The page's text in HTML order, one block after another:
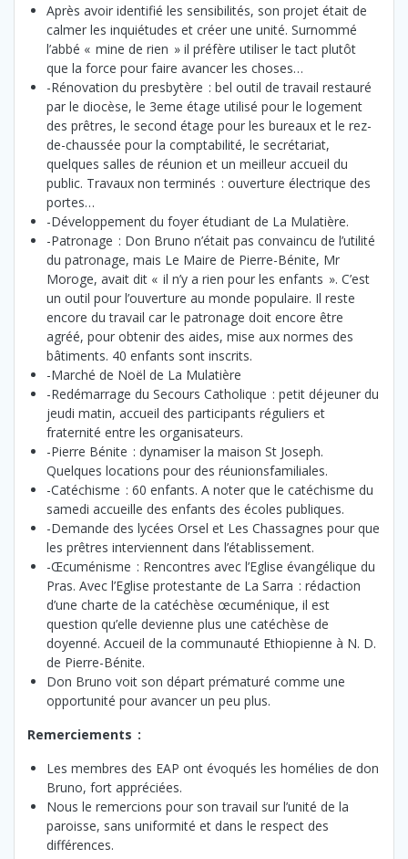
Après avoir identifié les sensibilités, son projet était de
calmer les inquiétudes et créer une unité. Surnommé
l’abbé « mine de rien » il préfère utiliser le tact plutôt
que la force pour faire avancer les choses…
-Rénovation du presbytère : bel outil de travail restauré
par le diocèse, le 3eme étage utilisé pour le logement
des prêtres, le second étage pour les bureaux et le rez-
de-chaussée pour la comptabilité, le secrétariat,
quelques salles de réunion et un meilleur accueil du
public. Travaux non terminés : ouverture électrique des
portes…
-Développement du foyer étudiant de La Mulatière.
-Patronage : Don Bruno n’était pas convaincu de l’utilité
du patronage, mais Le Maire de Pierre-Bénite, Mr
Moroge, avait dit « il n’y a rien pour les enfants ». C’est
un outil pour l’ouverture au monde populaire. Il reste
encore du travail car le patronage doit encore être
agréé, pour obtenir des aides, mise aux normes des
bâtiments. 40 enfants sont inscrits.
-Marché de Noël de La Mulatière
-Redémarrage du Secours Catholique : petit déjeuner du
jeudi matin, accueil des participants réguliers et
fraternité entre les organisateurs.
-Pierre Bénite : dynamiser la maison St Joseph.
Quelques locations pour des réunionsfamiliales.
-Catéchisme : 60 enfants. A noter que le catéchisme du
samedi accueille des enfants des écoles publiques.
-Demande des lycées Orsel et Les Chassagnes pour que
les prêtres interviennent dans l’établissement.
-Œcuménisme : Rencontres avec l’Eglise évangélique du
Pras. Avec l’Eglise protestante de La Sarra : rédaction
d’une charte de la catéchèse œcuménique, il est
question qu’elle devienne plus une catéchèse de
doyenné. Accueil de la communauté Ethiopienne à N. D.
de Pierre-Bénite.
Don Bruno voit son départ prématuré comme une
opportunité pour avancer un peu plus.
Remerciements :
Les membres des EAP ont évoqués les homélies de don
Bruno, fort appréciées.
Nous le remercions pour son travail sur l’unité de la
paroisse, sans uniformité et dans le respect des
différences.